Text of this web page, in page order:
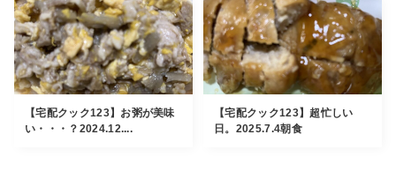
【宅配クック123】お粥が美味
い・・・？2024.12....
【宅配クック123】超忙しい
日。2025.7.4朝食